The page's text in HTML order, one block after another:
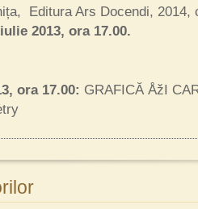
Editura Ars Docendi, 2014,
2013, ora 17.00.
ora 17.00: GRAFICĂ ÅžI